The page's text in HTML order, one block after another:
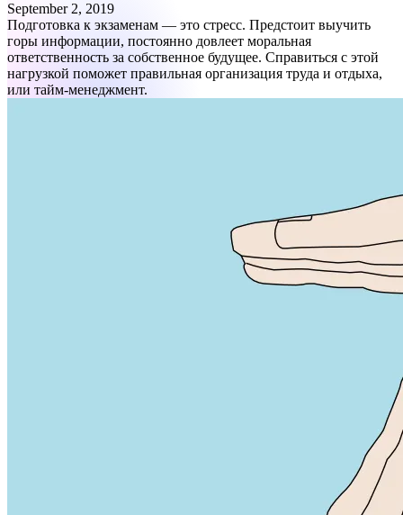
September 2, 2019
Подготовка к экзаменам — это стресс. Предстоит выучить
горы информации, постоянно довлеет моральная
ответственность за собственное будущее. Справиться с этой
нагрузкой поможет правильная организация труда и отдыха,
или тайм-менеджмент.